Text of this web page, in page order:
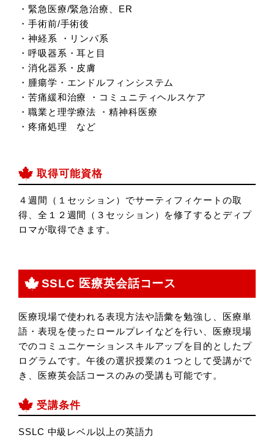
・緊急医療/緊急治療、ER
・手術前/手術後
・神経系 ・リンパ系
・呼吸器系・耳と目
・消化器系・皮膚
・腫瘍学・エンドルフィンシステム
・苦痛緩和治療 ・コミュニティヘルスケア
・職業と理学療法 ・精神科医療
・疼痛処理 など
取得可能資格
４週間（１セッション）でサーティフィケートの取
得、全１２週間（３セッション）を修了するとディプ
ロマが取得できます。
SSLC 医療英会話コース
医療現場で使われる表現方法や語彙を勉強し、医療単
語・表現を使ったロールプレイなどを行い、医療現場
でのコミュニケーションスキルアップを目的としたプ
ログラムです。午後の選択授業の１つとして受講がで
き、医療英会話コースのみの受講も可能です。
受講条件
SSLC 中級レベル以上の英語力